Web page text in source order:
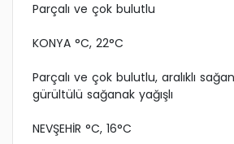
Parçalı ve çok bulutlu
KONYA °C, 22°C
Parçalı ve çok bulutlu, aralıklı
gürültülü sağanak yağışlı
NEVŞEHİR °C, 16°C